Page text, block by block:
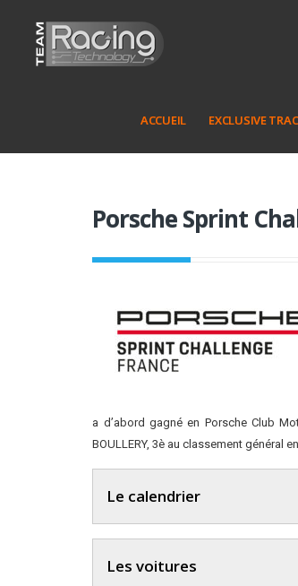
ACCUEIL EXCLUSIVE
Porsche Sprint
a d’abord gagné en Porsche Club
BOULLERY, 3è au classement général
Le calendrier
Les voitures